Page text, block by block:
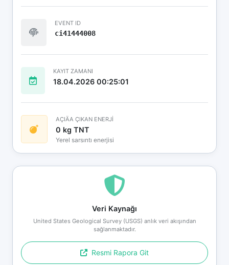
EVENT ID
ci41444008
KAYIT ZAMANI
18.04.2026 00:25:01
AÇIÄA ÇIKAN ENERJİ
0 kg TNT
Yerel sarsıntı enerjisi
Veri Kaynağı
United States Geological Survey (USGS) anlık veri akışından
sağlanmaktadır.
Resmi Rapora Git